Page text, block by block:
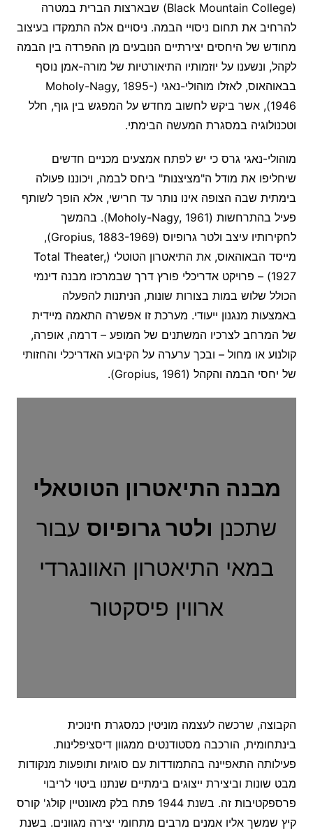
(Black Mountain College) שבארצות הברית במטרה
להרחיב את תחום ניסויי הבמה. ניסויים אלה התמקדו בעיצוב
מחודש של היחסים יצירתיים הנובעים מן ההפרדה בין הבמה
לקהל, ונשענו על יוזמותיו התיאורטיות של מורה-אמן נוסף
בבאוהאוס, לאזלו מוהולי-נאגי (Moholy-Nagy, 1895-
1946), אשר ביקש לחשוב מחדש על המפגש בין גוף, חלל
וטכנולוגיה במסגרת המעשה הבימתי.
מוהולי-נאגי גרס כי יש לפתח אמצעים מכניים חדשים
שיחליפו את מודל ה"מציצנות" ביחס לבמה, ויכוננו פעולה
בימתית שבה הצופה אינו נותר עד חרישי, אלא הופך לשותף
פעיל בהתרחשות (Moholy-Nagy, 1961). בהמשך
לחקירותיו עיצב ולטר גרופיוס (Gropius, 1883-1969),
מייסד הבאוהאוס, את התיאטרון הטוטלי (Total Theater,
1927) – פרויקט אדריכלי פורץ דרך שבמרכזו מבנה דינמי
הכולל שלוש במות בצורות שונות, הניתנות להפעלה
באמצעות מנגנון ייעודי. מערכת זו אפשרה התאמה מיידית
של המרחב לצרכיו המשתנים של המופע – דרמה, אופרה,
קולנוע או מחול – ובכך ערערה על הקיבוע האדריכלי והחזותי
של יחסי הבמה והקהל (Gropius, 1961).
מבנה התיאטרון הטוטאלי
שתכנן ולטר גרופיוס עבור
במאי התיאטרון האוונגרדי
ארווין פיסקטור
הקבוצה, שרכשה לעצמה מוניטין כמסגרת חינוכית
בינתחומית, הורכבה מסטודנטים ממגוון דיסציפלינות.
פעילותה התאפיינה בהתמודדות עם סוגיות ותופעות מנקודות
מבט שונות וביצירת ייצוגים בימתיים שנתנו ביטוי לריבוי
פרספקטיבות זה. בשנת 1944 פתח בלק מאונטיין קולג' קורס
קיץ שמשך אליו אמנים מרבים מתחומי יצירה מגוונים. בשנת